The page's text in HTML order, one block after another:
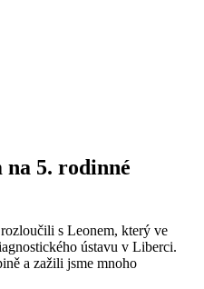
na 5. rodinné
s Leonem, který ve
ústavu v Liberci.
a zažili jsme mnoho